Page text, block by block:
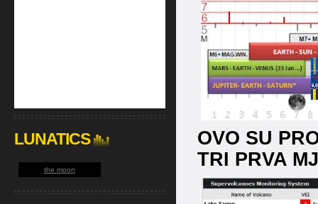
OVO SU
TRI PRVA
LUNATICS
the moon